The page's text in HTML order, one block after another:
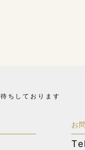
ちしております
お